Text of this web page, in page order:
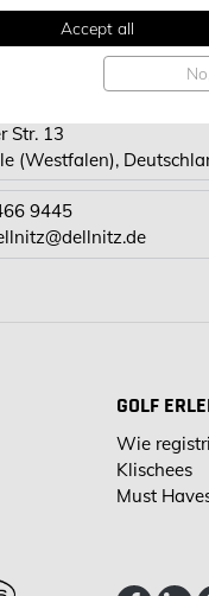
Wald e. V.
Str. 13
(Westfalen),
9445
GOLF
Wie
Klischees
Must
Accept all